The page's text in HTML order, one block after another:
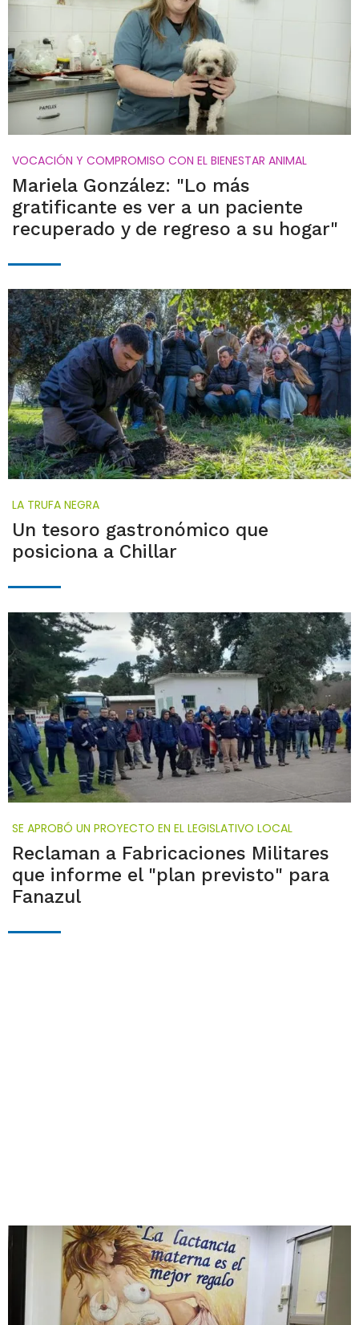
VOCACIÓN Y COMPROMISO CON EL BIENESTAR ANIMAL
Mariela González: "Lo más
gratificante es ver a un paciente
recuperado y de regreso a su hogar"
LA TRUFA NEGRA
Un tesoro gastronómico que
posiciona a Chillar
SE APROBÓ UN PROYECTO EN EL LEGISLATIVO LOCAL
Reclaman a Fabricaciones Militares
que informe el "plan previsto" para
Fanazul